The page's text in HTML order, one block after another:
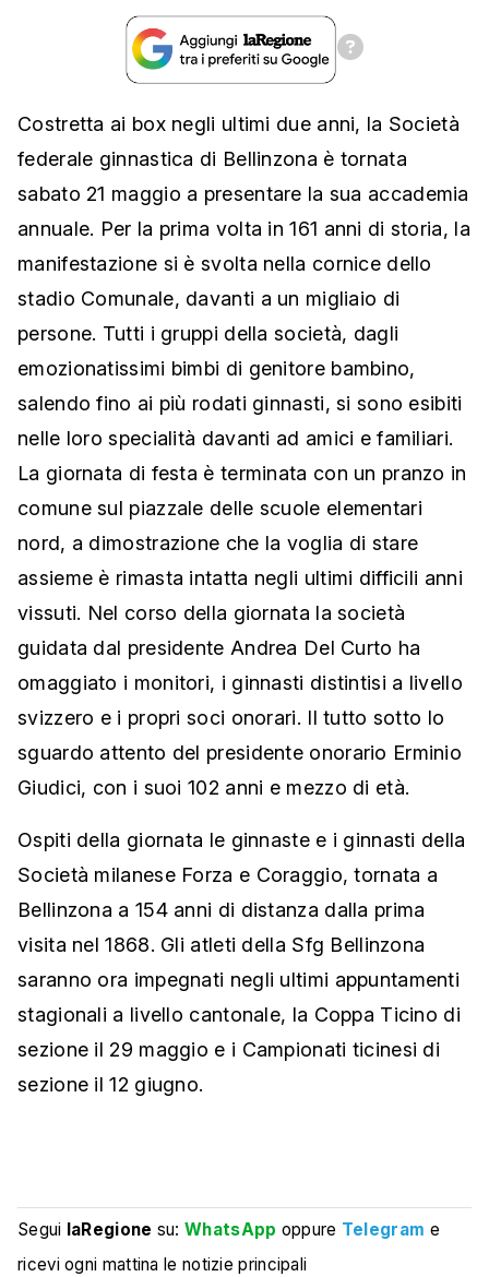
Costretta ai box negli ultimi due anni, la Società
federale ginnastica di Bellinzona è tornata
sabato 21 maggio a presentare la sua accademia
annuale. Per la prima volta in 161 anni di storia, la
manifestazione si è svolta nella cornice dello
stadio Comunale, davanti a un migliaio di
persone. Tutti i gruppi della società, dagli
emozionatissimi bimbi di genitore bambino,
salendo fino ai più rodati ginnasti, si sono esibiti
nelle loro specialità davanti ad amici e familiari.
La giornata di festa è terminata con un pranzo in
comune sul piazzale delle scuole elementari
nord, a dimostrazione che la voglia di stare
assieme è rimasta intatta negli ultimi difficili anni
vissuti. Nel corso della giornata la società
guidata dal presidente Andrea Del Curto ha
omaggiato i monitori, i ginnasti distintisi a livello
svizzero e i propri soci onorari. Il tutto sotto lo
sguardo attento del presidente onorario Erminio
Giudici, con i suoi 102 anni e mezzo di età.
Ospiti della giornata le ginnaste e i ginnasti della
Società milanese Forza e Coraggio, tornata a
Bellinzona a 154 anni di distanza dalla prima
visita nel 1868. Gli atleti della Sfg Bellinzona
saranno ora impegnati negli ultimi appuntamenti
stagionali a livello cantonale, la Coppa Ticino di
sezione il 29 maggio e i Campionati ticinesi di
sezione il 12 giugno.
Segui laRegione su:WhatsApp oppure Telegram e
ricevi ogni mattina le notizie principali